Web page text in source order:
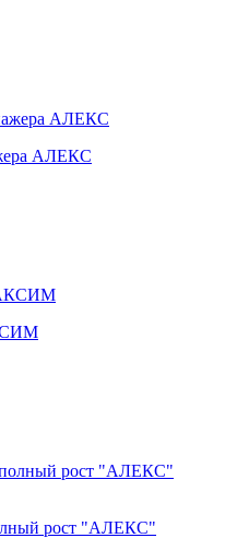
АЛЕКС
рост "АЛЕКС"